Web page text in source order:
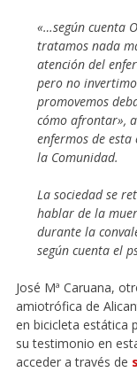
«…según cuenta
tratamos nada
atención del
pero no
promovemos
cómo afrontar»,
enfermos de
la Comunidad.
La sociedad se
hablar de la
durante la
según cuenta el
José Mª Caruana,
amiotrófica de
en bicicleta estática
su testimonio en
acceder a través de